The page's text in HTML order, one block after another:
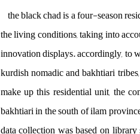
the black chad is a four-season
the living conditions, taking into
innovation displays. accordingly, to
kurdish nomadic and bakhtiari
make up this residential unit, the
bakhtiari in the south of ilam